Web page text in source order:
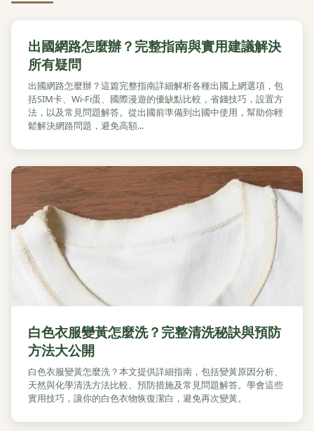
出國網路怎麼辦？完整指南與實用建議解決
所有疑問
出國網路怎麼辦？這篇完整指南詳細解析各種出國上網選項，包
括SIM卡、Wi-Fi蛋、國際漫遊的優缺點比較，省錢技巧，設置方
法，以及常見問題解答。從出國前準備到出國中使用，幫助你輕
鬆解決網路問題，避免高額...
白色衣服變黃怎麼洗？完整清洗秘訣與預防
方法大公開
白色衣服變黃怎麼洗？本文提供詳細指南，包括變黃原因分析、
天然與化學清洗方法比較、預防措施及常見問題解答。學會這些
實用技巧，讓你的白色衣物恢復潔白，避免再次變黃。